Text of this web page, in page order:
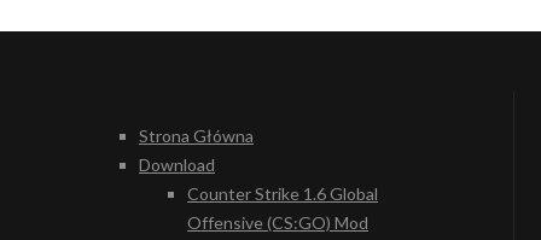
Strona Główna
Download
Counter Strike 1.6 Global
Offensive (CS:GO) Mod